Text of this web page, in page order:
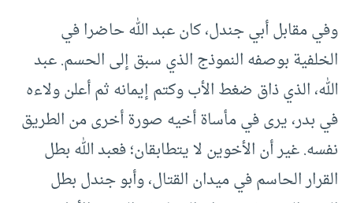
وفي مقابل أبي جندل، كان عبد الله حاضرا في
الخلفية بوصفه النموذج الذي سبق إلى الحسم. عبد
الله، الذي ذاق ضغط الأب وكتم إيمانه ثم أعلن ولاءه
في بدر، يرى في مأساة أخيه صورة أخرى من الطريق
نفسه. غير أن الأخوين لا يتطابقان؛ فعبد الله بطل
القرار الحاسم في ميدان القتال، وأبو جندل بطل